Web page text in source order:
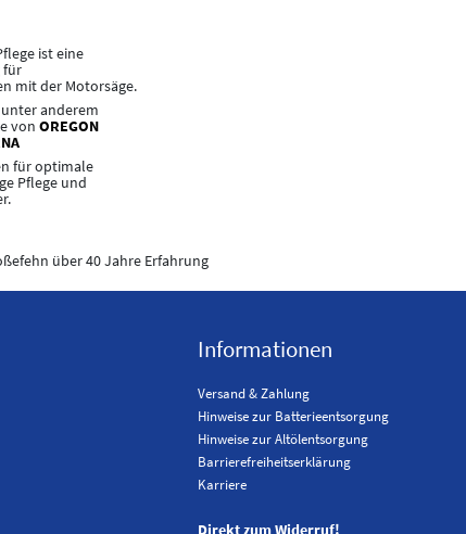
ist eine
für
mit der Motorsäge.
anderem
von OREGON
für optimale
Pflege und
über 40 Jahre Erfahrung
Informationen
Versand & Zahlung
Hinweise zur Batterieentsorgung
Hinweise zur Altölentsorgung
Barrierefreiheitserklärung
Karriere
Direkt zum Widerruf!